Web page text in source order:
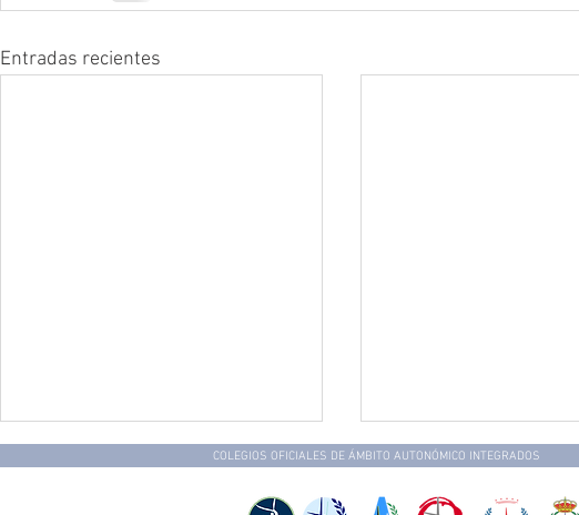
Entradas recientes
COLEGIOS OFICIALES DE ÁMBITO AUTONÓMICO INTEGRADOS